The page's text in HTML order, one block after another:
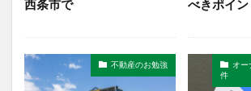
西条市で
べきポイ
不動産のお勉強
オ
件